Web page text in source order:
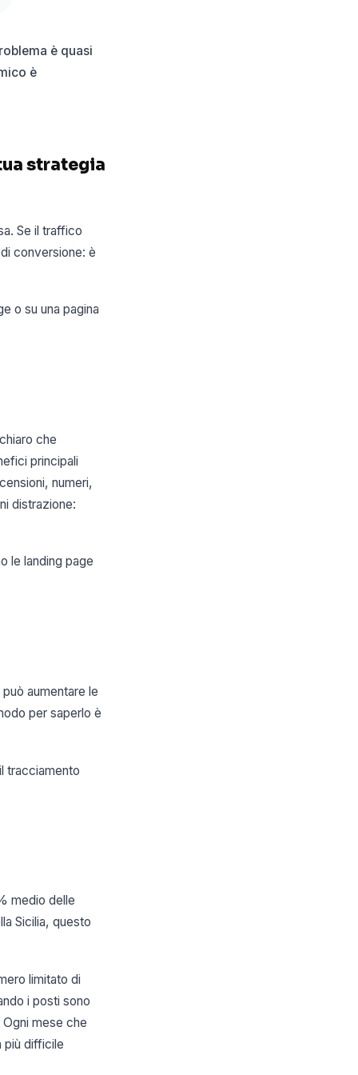
è quasi
è
strategia
Se il traffico
conversione: è
o su una pagina
che
principali
numeri,
distrazione:
le landing page
aumentare le
per saperlo è
tracciamento
medio delle
Sicilia, questo
limitato di
i posti sono
mese che
più difficile